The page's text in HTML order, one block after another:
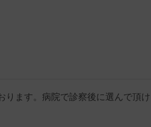
ます。病院で診察後に選んで頂